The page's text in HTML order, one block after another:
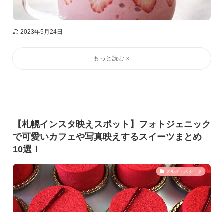
2023年5月24日
【札幌インスタ映えスポット】フォトジェニック
で可愛いカフェや写真映えするスイーツまとめ
10選！
グルメ・スイーツ